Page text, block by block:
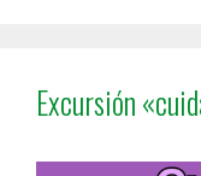
Excursión